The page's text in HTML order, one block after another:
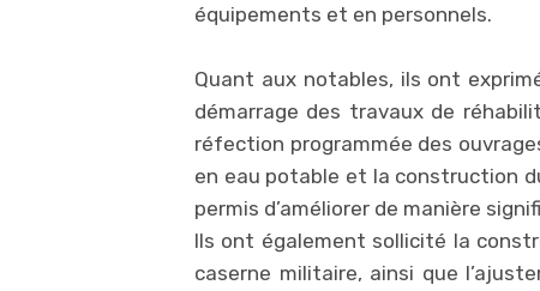
équipements et en personnels.
Quant aux notables, ils ont
démarrage des travaux de
réfection programmée des
en eau potable et la construction
permis d’améliorer de manière
Ils ont également sollicité la
caserne militaire, ainsi que